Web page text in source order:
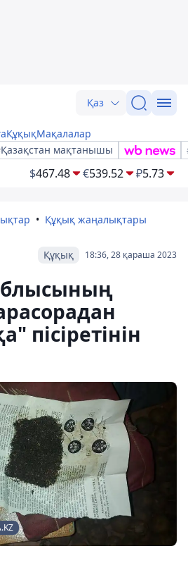
Қаз
ҚұқықМақалалар
мақтанышы
$467.48 €539.52 ₽5.73
Құқық жаңалықтары
18:36, 28 қараша 2023
Құқық
пісіретінін